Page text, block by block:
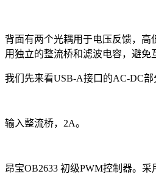
背面有两个光耦用于电压反馈，高
用独立的整流桥和滤波电容，避免
我们先来看USB-A接口的AC-DC部
输入整流桥，2A。
昂宝OB2633 初级PWM控制器。采